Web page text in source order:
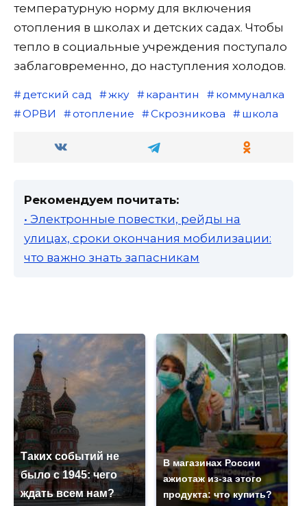
температурную норму для включения
отопления в школах и детских садах. Чтобы
тепло в социальные учреждения поступало
заблаговременно, до наступления холодов.
детский сад жку карантин
коммуналка
ОРВИ
отопление Скрозникова школа
Рекомендуем почитать:
• Электронные повестки, рейды на
улицах, сроки окончания мобилизации:
что важно знать запасникам
Таких событий не
было с 1945: чего
ждать всем нам?
В магазинах России
ажиотаж из-за этого
продукта: что купить?